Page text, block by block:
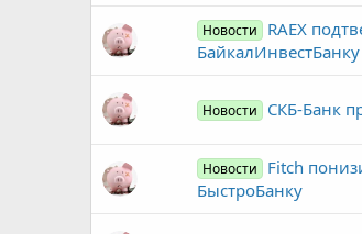
Новости
RAEX
БайкалИнвестБанку
Новости СКБ-Банк
Новости
Fitch
БыстроБанку